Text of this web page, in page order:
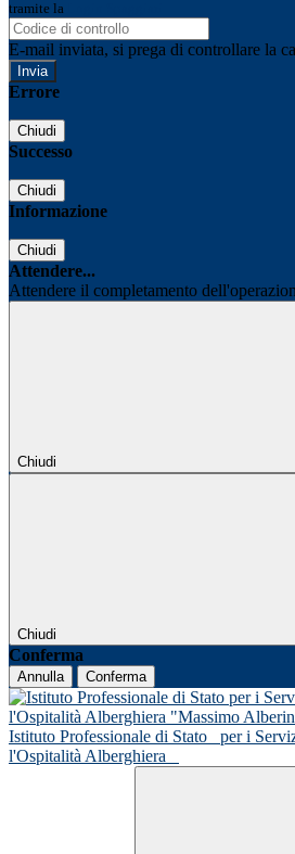
tramite la
E-mail inviata, si prega di controllare la
Errore
Chiudi
Successo
Chiudi
Informazione
Chiudi
Attendere...
Attendere il completamento
Chiudi
Chiudi
Conferma
Annulla Conferma
Istituto Professionale di Stato
per i
l'Ospitalità Alberghiera